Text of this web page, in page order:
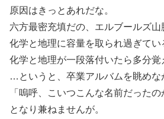
原因はきっとあれだな。
六方最密充填だの、エルブールズ山
化学と地理に容量を取られ過ぎてい
化学と地理が一段落付いたら多分覚
…というと、卒業アルバムを眺めな
「嗚呼、こいつこんな名前だったの
となり兼ねませんが。